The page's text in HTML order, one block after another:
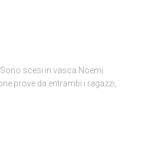
scesi in vasca Noemi
prove da entrambi i ragazzi,